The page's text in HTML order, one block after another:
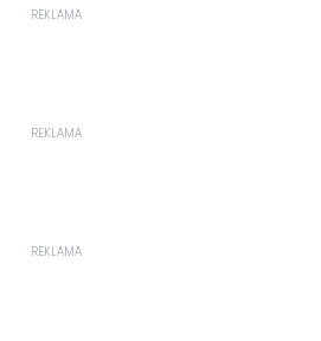
REKLAMA
REKLAMA
REKLAMA